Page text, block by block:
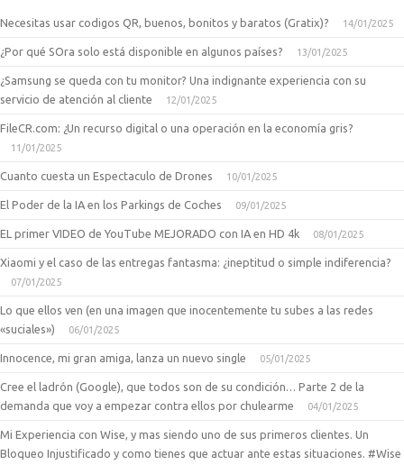
Necesitas usar codigos QR, buenos, bonitos y baratos (Gratix)? 14/01/2025
¿Por qué SOra solo está disponible en algunos países? 13/01/2025
¿Samsung se queda con tu monitor? Una indignante experiencia con su
servicio de atención al cliente
12/01/2025
FileCR.com: ¿Un recurso digital o una operación en la economía gris?
11/01/2025
Cuanto cuesta un Espectaculo de Drones 10/01/2025
El Poder de la IA en los Parkings de Coches 09/01/2025
EL primer VIDEO de YouTube MEJORADO con IA en HD 4k 08/01/2025
Xiaomi y el caso de las entregas fantasma: ¿ineptitud o simple indiferencia?
07/01/2025
Lo que ellos ven (en una imagen que inocentemente tu subes a las redes
«suciales»)
06/01/2025
Innocence, mi gran amiga, lanza un nuevo single 05/01/2025
Cree el ladrón (Google), que todos son de su condición… Parte 2 de la
demanda que voy a empezar contra ellos por chulearme
04/01/2025
Mi Experiencia con Wise, y mas siendo uno de sus primeros clientes. Un
Bloqueo Injustificado y como tienes que actuar ante estas situaciones. #Wise